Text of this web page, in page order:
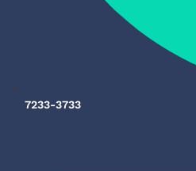
7233-3733